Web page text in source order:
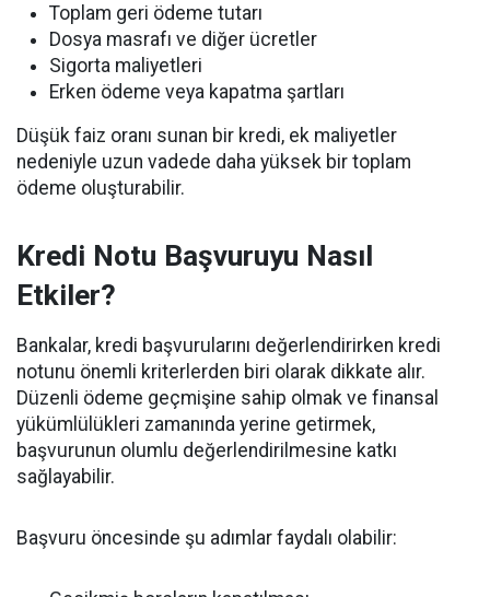
Toplam geri ödeme tutarı
Dosya masrafı ve diğer ücretler
Sigorta maliyetleri
Erken ödeme veya kapatma şartları
Düşük faiz oranı sunan bir kredi, ek maliyetler
nedeniyle uzun vadede daha yüksek bir toplam
ödeme oluşturabilir.
Kredi Notu Başvuruyu Nasıl
Etkiler?
Bankalar, kredi başvurularını değerlendirirken kredi
notunu önemli kriterlerden biri olarak dikkate alır.
Düzenli ödeme geçmişine sahip olmak ve finansal
yükümlülükleri zamanında yerine getirmek,
başvurunun olumlu değerlendirilmesine katkı
sağlayabilir.
Başvuru öncesinde şu adımlar faydalı olabilir: